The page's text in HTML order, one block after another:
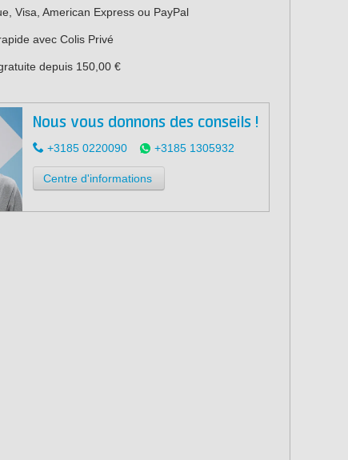
Visa, American Express ou PayPal
avec Colis Privé
depuis 150,00 €
Nous vous donnons des conseils !
+3185 0220090 +3185 1305932
Centre d'informations